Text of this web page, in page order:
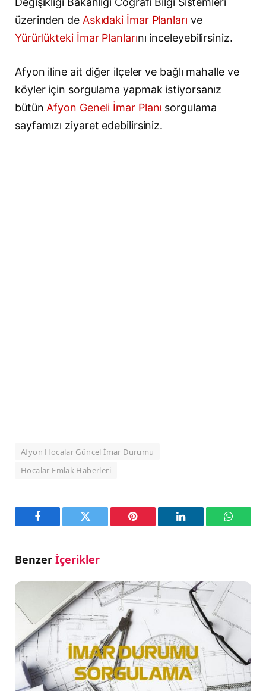
üzerinden de Askıdaki İmar Planları ve
Yürürlükteki İmar Planlarını inceleyebilirsiniz.
Afyon iline ait diğer ilçeler ve bağlı mahalle ve
köyler için sorgulama yapmak istiyorsanız
bütünAfyon Geneli İmar Planı sorgulama
sayfamızı ziyaret edebilirsiniz.
Afyon Hocalar Güncel İmar Durumu
Hocalar Emlak Haberleri
Facebook Twitter Pinterest LinkedIn
Benzer İçerikler